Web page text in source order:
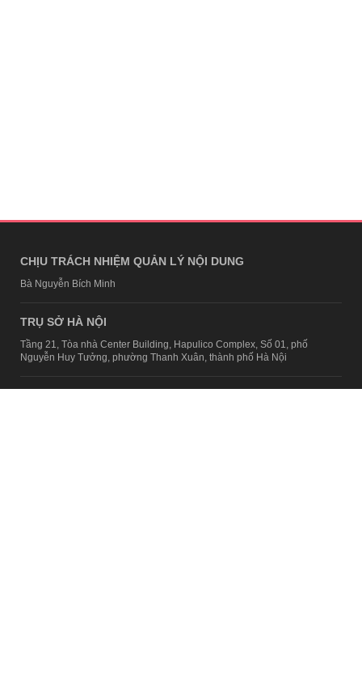
CHỊU TRÁCH NHIỆM QUẢN LÝ NỘI DUNG
Bà Nguyễn Bích Minh
TRỤ SỞ HÀ NỘI
Tầng 21, Tòa nhà Center Building, Hapulico Complex, Số 01, phố
Nguyễn Huy Tưởng, phường Thanh Xuân, thành phố Hà Nội